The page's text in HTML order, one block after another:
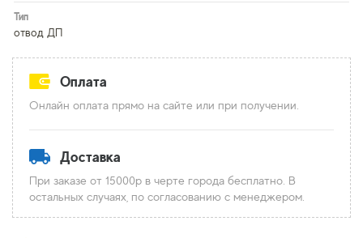
Тип
отвод ДП
Оплата
Онлайн оплата прямо на сайте или при получении.
Доставка
При заказе от 15000р в черте города бесплатно. В
остальных случаях, по согласованию с менеджером.